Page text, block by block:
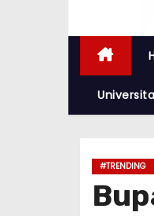
#TRENDING